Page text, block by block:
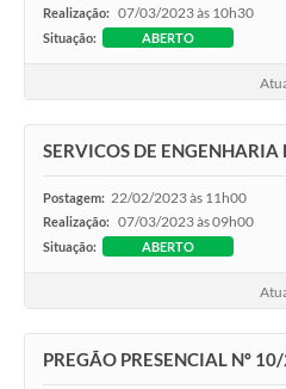
Realização: 07/03/2023 às 10h30
Situação: ABERTO
SERVICOS DE ENGENHARIA
Postagem: 22/02/2023 às 11h00
Realização: 07/03/2023 às 09h00
Situação: ABERTO
PREGÃO PRESENCIAL Nº